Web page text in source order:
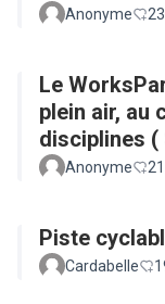
Anonyme 23
Le
plein air, au
disciplines (
Parkour)
Anonyme 21
Piste
Cardabelle